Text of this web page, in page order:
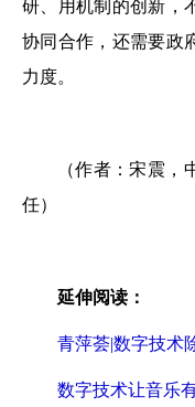
研、用机制的创新，
协同合作，还需要政
力度。
（作者：宋震
任）
延伸阅读：
青萍荟|数字技术
数字技术让音乐